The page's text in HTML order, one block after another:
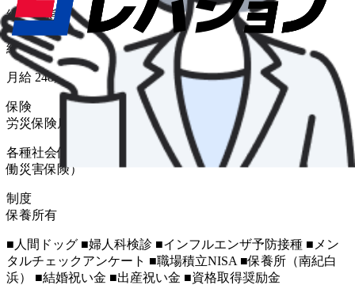
給与形態
月給
給与
月給 248,000円〜330,000円
保険
労災保険雇用保険 健康保険厚生年金
各種社会保険完備（健康保険、厚生年金保険、雇用保険、労
働災害保険）
制度
保養所有
■人間ドッグ ■婦人科検診 ■インフルエンザ予防接種 ■メン
タルチェックアンケート ■職場積立NISA ■保養所（南紀白
浜） ■結婚祝い金 ■出産祝い金 ■資格取得奨励金